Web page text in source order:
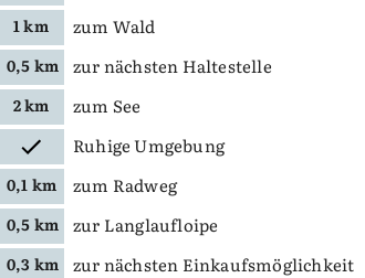
1 km zum Wald
0,5 km zur nächsten Haltestelle
2 km
zum See
Ruhige Umgebung
0,1 km zum Radweg
0,5 km zur Langlaufloipe
0,3 km zur nächsten Einkaufsmöglichkeit